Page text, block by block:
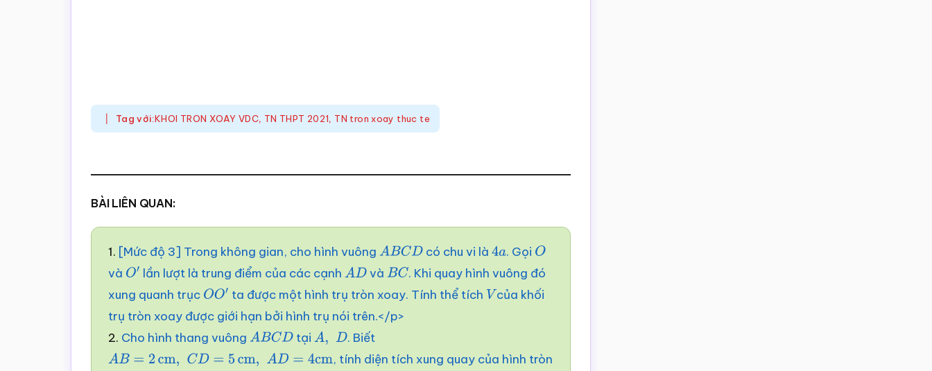
Tag với:KHOI TRON XOAY VDC, TN THPT 2021, TN tron xoay thuc te
BÀI LIÊN QUAN:
1. [Mức độ 3] Trong không gian, cho hình vuông ABCD có chu vi là4a. Gọi O
và O′ lần lượt là trung điểm của các cạnhAD vàBC . Khi quay hình vuông đó
xung quanh trục OO′ ta được một hình trụ tròn xoay. Tính thể tích V của khối
trụ tròn xoay được giới hạn bởi hình trụ nói trên.</p>
2. Cho hình thang vuông ABCD tạiA,D
. Biết
AB= 2c m ,CD 5cm ,A D=4cm
, tính diện tích xung quay của hình tròn